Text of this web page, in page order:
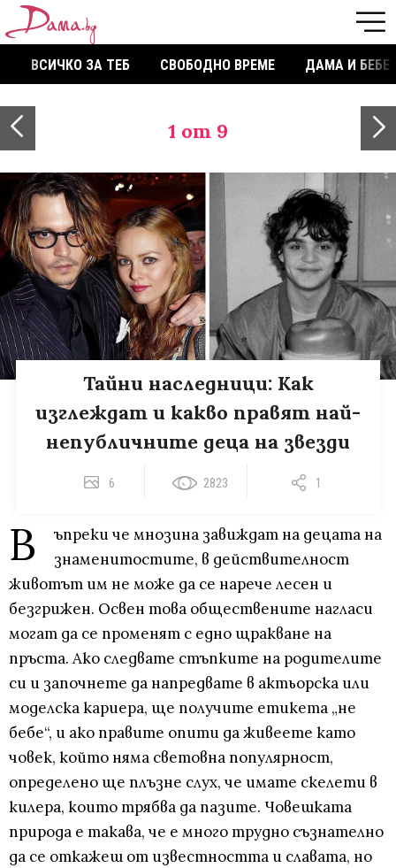
ВСИЧКО ЗА ТЕБ СВОБОДНО ВРЕМЕ ДАМА И БЕБЕ
1 от 9
Тайни наследници: Как
изглеждат и какво правят най-
непубличните деца на звезди
6 2823 1
В
ъпреки че мнозина завиждат на децата на
знаменитостите, в действителност
животът им не може да се нарече лесен и
безгрижен. Освен това обществените нагласи
могат да се променят с едно щракване на
пръста. Ако следвате стъпките на родителите
си и започнете да напредвате в актьорска или
моделска кариера, ще получите етикета „не
бебе“, и ако правите опити да живеете като
човек, който няма световна популярност,
определено ще плъзне слух, че имате скелети в
килера, които трябва да пазите. Човешката
природа е такава, че е много трудно съзнателно
да се откажеш от известността и славата, но